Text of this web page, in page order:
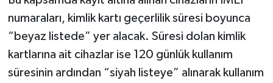
numaraları, kimlik kartı geçerlilik süresi boyunca
“beyaz listede” yer alacak. Süresi dolan kimlik
kartlarına ait cihazlar ise 120 günlük kullanım
süresinin ardından “siyah listeye” alınarak kullanım